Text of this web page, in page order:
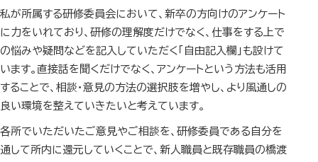
私が所属する研修委員会において、新卒の方向けのアンケート
に力をいれており、研修の理解度だけでなく、仕事をする上で
の悩みや疑問などを記入していただく「自由記入欄」も設けて
います。直接話を聞くだけでなく、アンケートという方法も活用
することで、相談・意見の方法の選択肢を増やし、より風通しの
良い環境を整えていきたいと考えています。
各所でいただいたご意見やご相談を、研修委員である自分を
通して所内に還元していくことで、新人職員と既存職員の橋渡